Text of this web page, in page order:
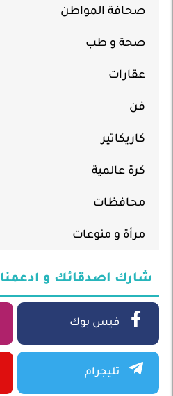
صحافة المواطن
صحة و طب
عقارات
فن
كاريكاتير
كرة عالمية
محافظات
مرأة و منوعات
شارك اصدقائك و ادعمنا
فيس بوك
تليجرام